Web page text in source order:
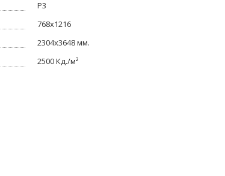
P3
768x1216
2304x3648 мм.
2500 Кд./м²